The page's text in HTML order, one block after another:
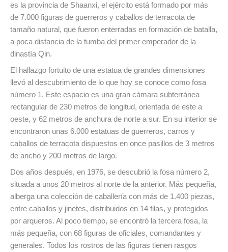
es la provincia de Shaanxi, el ejército está formado por más
de 7.000 figuras de guerreros y caballos de terracota de
tamaño natural, que fueron enterradas en formación de batalla,
a poca distancia de la tumba del primer emperador de la
dinastía Qin.
El hallazgo fortuito de una estatua de grandes dimensiones
llevó al descubrimiento de lo que hoy se conoce como fosa
número 1. Este espacio es una gran cámara subterránea
rectangular de 230 metros de longitud, orientada de este a
oeste, y 62 metros de anchura de norte a sur. En su interior se
encontraron unas 6.000 estatuas de guerreros, carros y
caballos de terracota dispuestos en once pasillos de 3 metros
de ancho y 200 metros de largo.
Dos años después, en 1976, se descubrió la fosa número 2,
situada a unos 20 metros al norte de la anterior. Más pequeña,
alberga una colección de caballería con más de 1.400 piezas,
entre caballos y jinetes, distribuidos en 14 filas, y protegidos
por arqueros. Al poco tiempo, se encontró la tercera fosa, la
más pequeña, con 68 figuras de oficiales, comandantes y
generales. Todos los rostros de las figuras tienen rasgos